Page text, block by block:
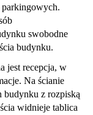
parkingowych.
swobodne
budynku.
jest recepcja, w
Na ścianie
budynku z rozpiską
widnieje tablica